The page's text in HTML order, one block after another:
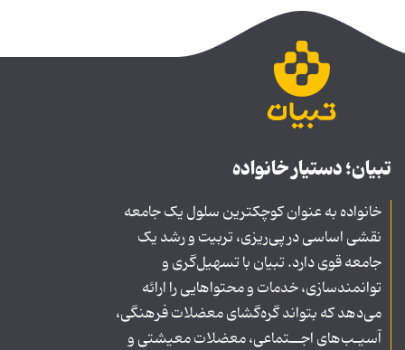
تبیان؛ دستیار خانواده
خانواده به عنوان کوچکترین سلول یک جامعه
نقشی اساسی در پی‌ریزی، تربیت و رشد یک
جامعه قوی دارد. تبیان با تسهیل‌گری و
توانمندسازی، خدمات و محتواهایی را ارائه
می‌دهد که بتواند گره‌گشای معضلات فرهنگی،
آسیـب‌های اجــتماعی، معضلات معیشتی و